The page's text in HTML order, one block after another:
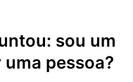
sou um
pessoa?